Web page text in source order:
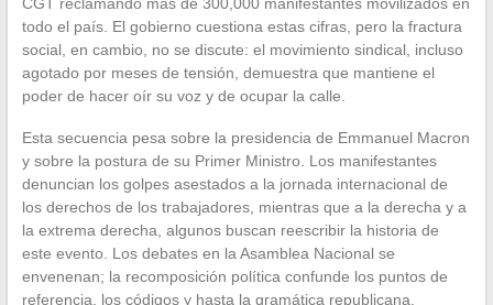
todo el país. El gobierno cuestiona estas cifras, pero la fractura
social, en cambio, no se discute: el movimiento sindical, incluso
agotado por meses de tensión, demuestra que mantiene el
poder de hacer oír su voz y de ocupar la calle.
Esta secuencia pesa sobre la presidencia de Emmanuel Macron
y sobre la postura de su Primer Ministro. Los manifestantes
denuncian los golpes asestados a la jornada internacional de
los derechos de los trabajadores, mientras que a la derecha y a
la extrema derecha, algunos buscan reescribir la historia de
este evento. Los debates en la Asamblea Nacional se
envenenan; la recomposición política confunde los puntos de
referencia, los códigos y hasta la gramática republicana.